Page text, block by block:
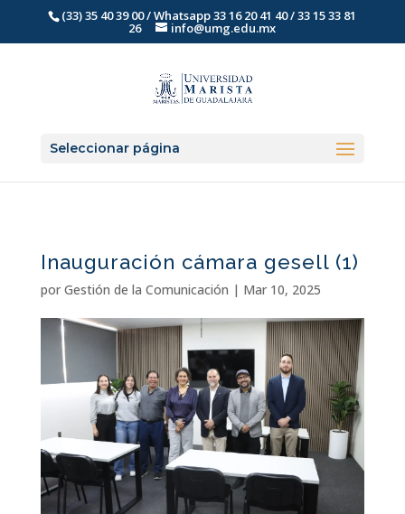
(33) 35 40 39 00 / Whatsapp 33 16 20 41 40 / 33 15 33 81
26 info@umg.edu.mx
Seleccionar página
Inauguración cámara gesell (1)
por Gestión de la Comunicación | Mar 10, 2025